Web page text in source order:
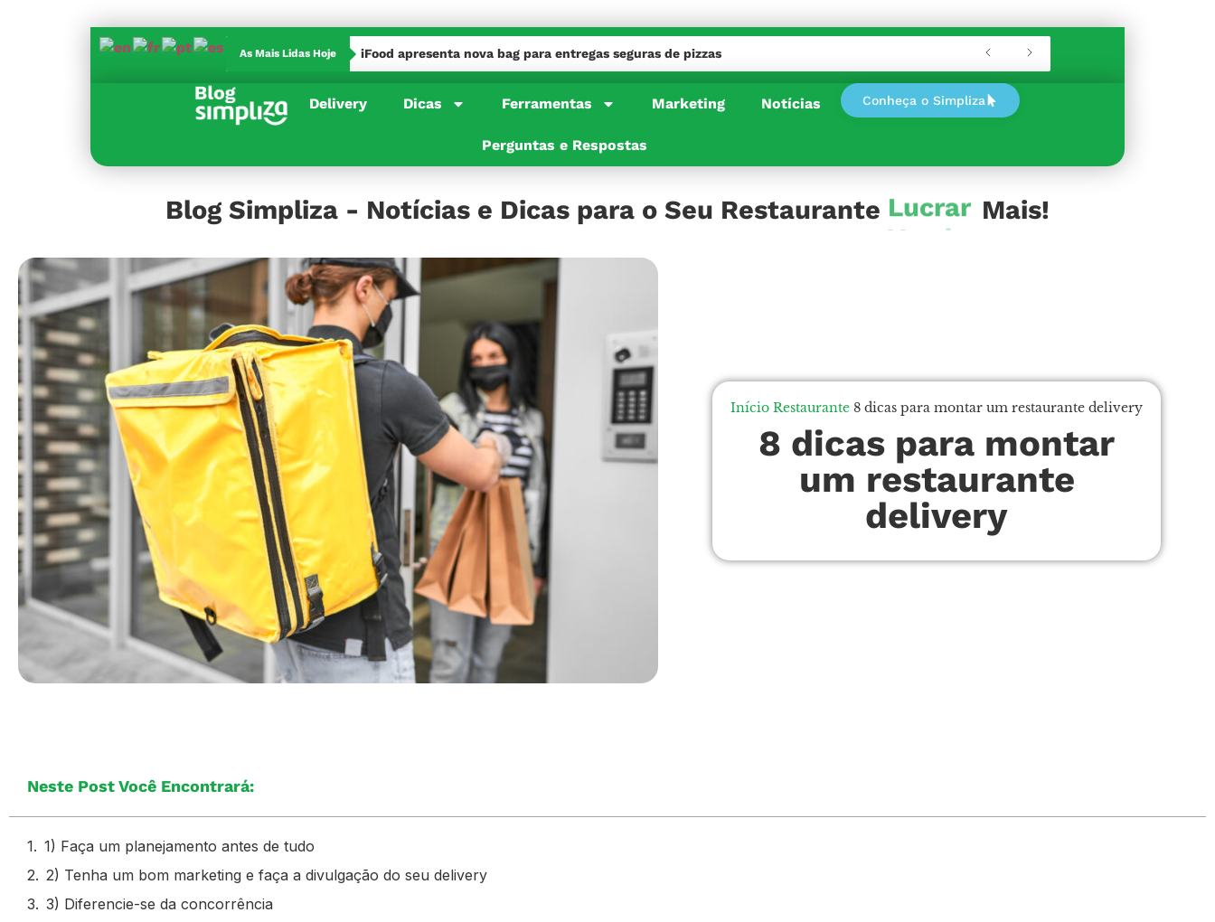
iFood apresenta nova bag para entregas seguras de pizzas
As Mais Lidas Hoje iFood apresenta nova bag para entregas seguras de pizzas
Delivery Dicas Ferramentas Marketing Notícias
Perguntas e Respostas
Conheça o Simpliza
Blog Simpliza - Notícias e Dicas para o Seu Restaurante Lucrar Mais!
Início Restaurante 8 dicas para montar um restaurante delivery
8 dicas para montar
um restaurante
delivery
Neste Post Você Encontrará:
1) Faça um planejamento antes de tudo
2) Tenha um bom marketing e faça a divulgação do seu delivery
3) Diferencie-se da concorrência